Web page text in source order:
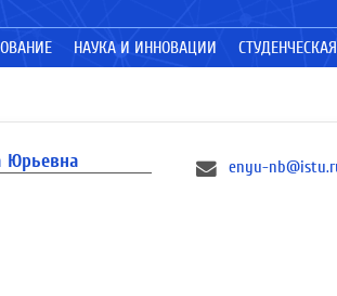
НАУКА И ИННОВАЦИИ
Юрьевна enyu-